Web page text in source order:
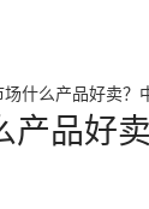
场什么产品好卖？
产品好